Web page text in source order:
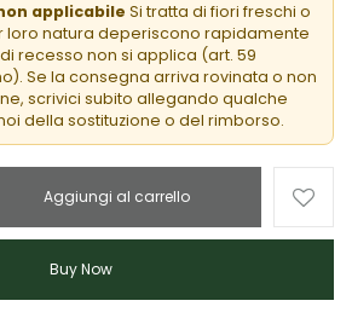
applicabile Si tratta di fiori freschi o
loro natura deperiscono rapidamente
recesso non si applica (art. 59
Se la consegna arriva rovinata o non
scrivici subito allegando qualche
della sostituzione o del rimborso.
Aggiungi al carrello
Buy Now